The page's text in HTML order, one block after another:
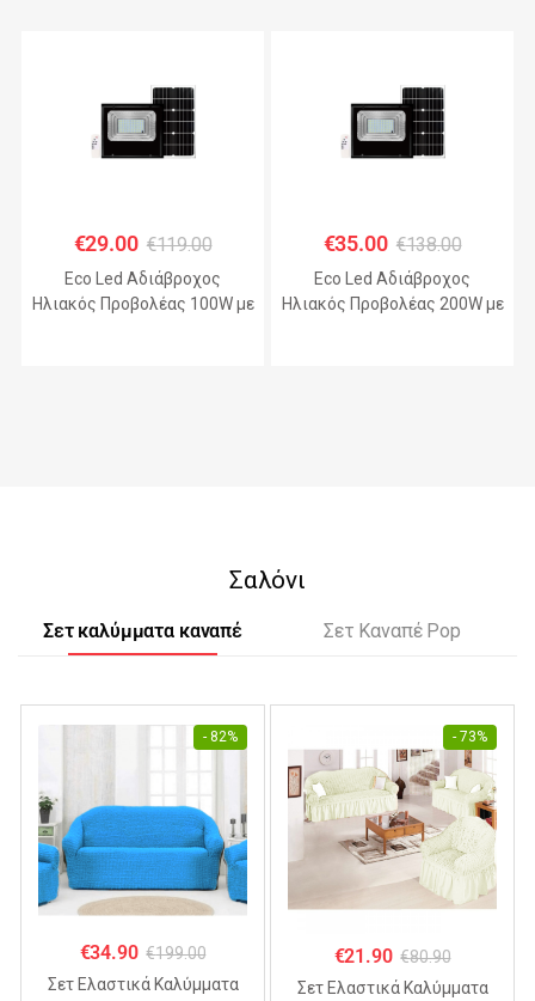
€29.00 €119.00
Eco Led Αδιάβροχος
Ηλιακός Προβολέας 100W με
€35.00 €138.00
Eco Led Αδιάβροχος
Ηλιακός Προβολέας 200W με
Σαλόνι
Σετ καλύμματα καναπέ Σετ Καναπέ Pop
- 82%
€34.90 €199.00
Σετ Ελαστικά Καλύμματα
- 73%
€21.90 €80.90
Σετ Ελαστικά Καλύμματα